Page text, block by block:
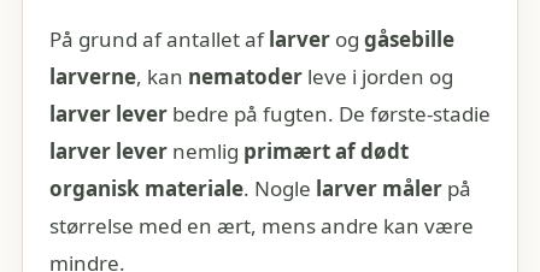
På grund af antallet aflarverog gåsebille
larverne, kan nematoderleve i jorden og
larver leverbedre på fugten. De første-stadie
larver levernemlig primært af dødt
organisk materiale. Nogle larver målerpå
størrelse med en ært, mens andre kan være
mindre.